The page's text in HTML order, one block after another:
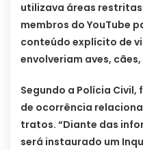
utilizava áreas
membros do YouTube
conteúdo explícito de
envolveriam aves,
Segundo a Polícia
de ocorrência
tratos. “Diante das
será instaurado um